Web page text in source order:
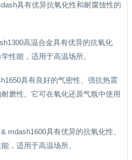
具有优异抗氧化性和耐腐蚀性的
高温合金具有优异的抗氧化
性能，适用于高温场所。
具有良好的气密性、强抗热震
磨性。它可在氧化还原气氛中使用
mdash1600具有优异的抗氧化性、
，适用于高温场所。